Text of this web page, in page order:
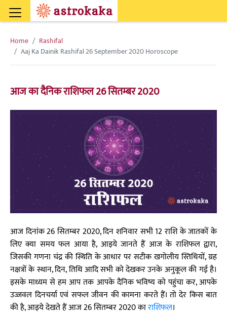
Home
Rashifal
Aaj Ka Dainik Rashifal 26 September 2020 Horoscope
आज का दैनिक राशिफल 26 सितम्बर 2020
आज दिनांक 26 सितम्बर 2020, दिन शनिवार सभी 12 राशि के जातकों के
लिए क्या समय फल आया है, आइये जानते हैं आज के राशिफल द्वारा,
जिसकी गणना चंद्र की स्थिति के आधार पर सटीक खगोलीय स्तिथियों, ग्रह
नक्षत्रों के स्थान, दिन, तिथि आदि सभी को देखकर उनके अनुकूल की गई है।
इसके माध्यम से हम आप तक आपके दैनिक भविष्य को पहुंचा कर, आपके
उज्जवल दिनचर्या एवं सफल जीवन की कामना करते हैं। तो देर किस बात
की है, आइये देखते हैं आज 26 सितम्बर 2020 काराशिफल।